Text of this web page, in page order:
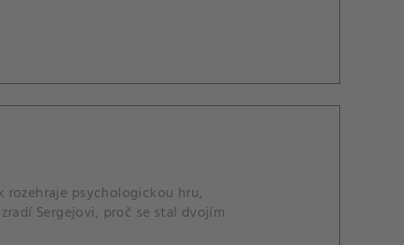
psychologickou hru,
Sergejovi, proč se stal dvojím